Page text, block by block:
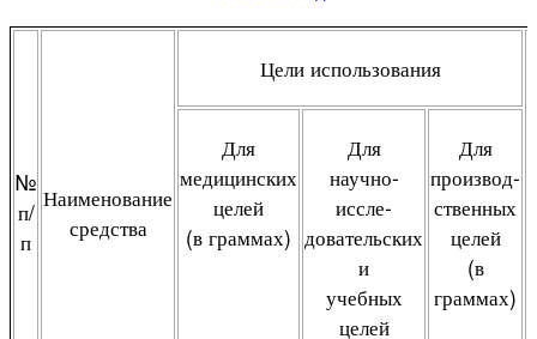
№
п/
п
Наименование
средства
Цели использования
Для
медицинских
целей
(в граммах)
Для
научно-
иссле-
довательских
и
учебных
целей
Для
производ-
ственных
целей
(в
граммах)